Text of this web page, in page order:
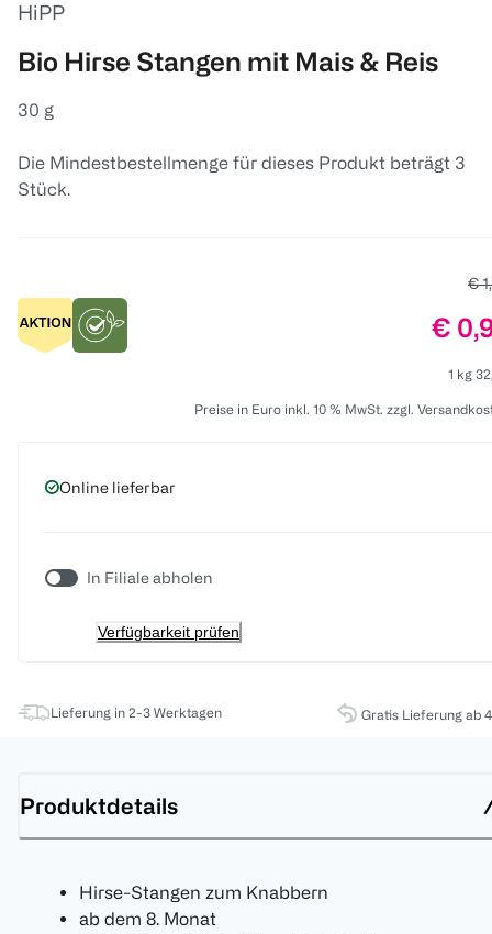
HiPP
Bio Hirse Stangen mit Mais & Reis
30 g
Die Mindestbestellmenge für dieses Produkt beträgt 3
Stück.
€
€
1 kg
Preise in Euro inkl. 10 % MwSt. zzgl.
Online lieferbar
In Filiale abholen
Verfügbarkeit prüfen
Lieferung in 2-3 Werktagen Gratis Lieferung ab
Produktdetails
Hirse-Stangen zum Knabbern
ab dem 8. Monat